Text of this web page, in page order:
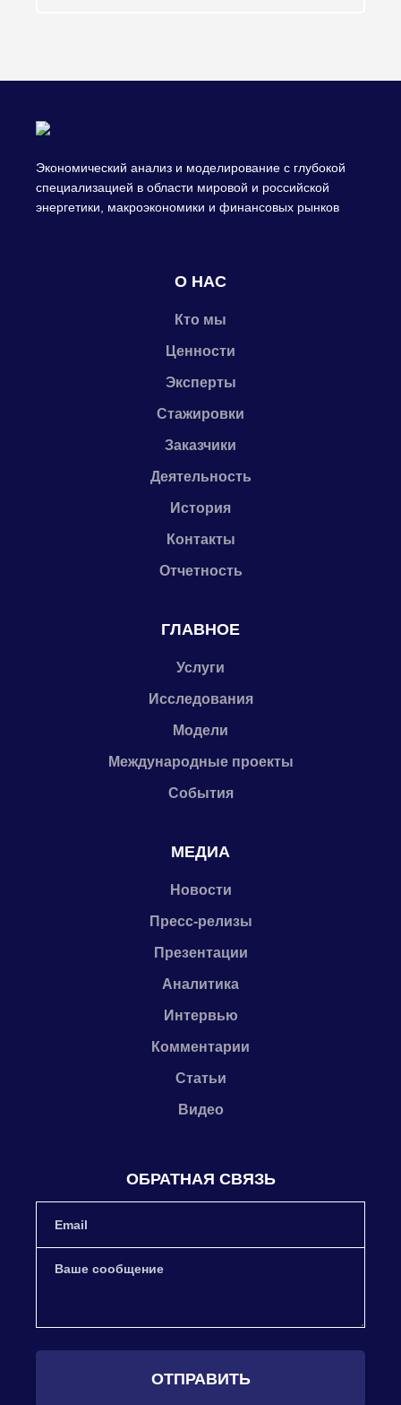
Экономический анализ и моделирование с глубокой
специализацией в области мировой и российской
энергетики, макроэкономики и финансовых рынков
О НАС
Кто мы
Ценности
Эксперты
Стажировки
Заказчики
Деятельность
История
Контакты
Отчетность
ГЛАВНОЕ
Услуги
Исследования
Модели
Международные проекты
События
МЕДИА
Новости
Пресс-релизы
Презентации
Аналитика
Интервью
Комментарии
Статьи
Видео
ОБРАТНАЯ СВЯЗЬ
ОТПРАВИТЬ